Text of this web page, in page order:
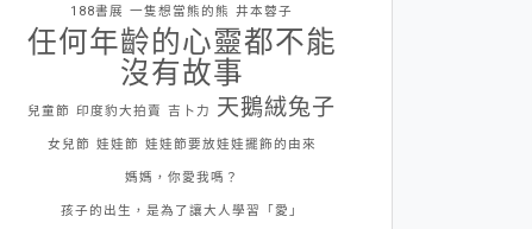
188書展 一隻想當熊的熊 井本蓉子
任何年齡的心靈都不能
沒有故事
兒童節 印度豹大拍賣 吉卜力 天鵝絨兔子
女兒節 娃娃節 娃娃節要放娃娃擺飾的由來
媽媽，你愛我嗎？
孩子的出生，是為了讓大人學習「愛」